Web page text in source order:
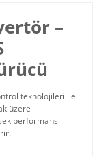
–
teknolojileri ile
üzere
performanslı